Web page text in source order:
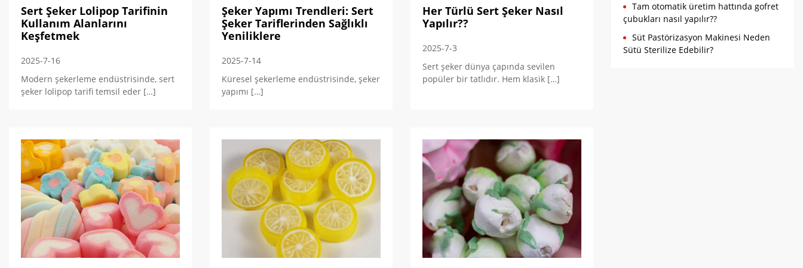
Sert Şeker Lolipop Tarifinin
Kullanım Alanlarını
Keşfetmek
2025-7-16
Modern şekerleme endüstrisinde, sert
şeker lolipop tarifi temsil eder […]
Şeker Yapımı Trendleri: Sert
Şeker Tariflerinden Sağlıklı
Yeniliklere
2025-7-14
Küresel şekerleme endüstrisinde, şeker
yapımı […]
Her Türlü Sert Şeker Nasıl
Yapılır??
2025-7-3
Sert şeker dünya çapında sevilen
popüler bir tatlıdır. Hem klasik […]
Tam otomatik üretim hattında gofret
çubukları nasıl yapılır??
Süt Pastörizasyon Makinesi Neden
Sütü Sterilize Edebilir?